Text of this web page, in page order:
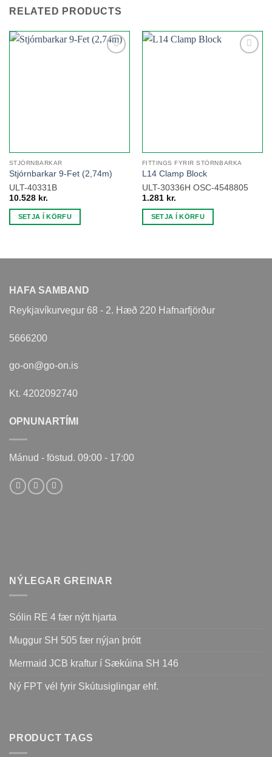
RELATED PRODUCTS
STJÓRNBARKAR
Stjórnbarkar 9-Fet (2,74m)
ULT-40331B
10.528 kr.
SETJA Í KÖRFU
FITTINGS FYRIR STÓRNBARKA
L14 Clamp Block
ULT-30336H OSC-4548805
1.281 kr.
SETJA Í KÖRFU
HAFA SAMBAND
Reykjavíkurvegur 68 - 2. Hæð 220 Hafnarfjörður
5666200
go-on@go-on.is
Kt. 4202092740
OPNUNARTÍMI
Mánud - föstud. 09:00 - 17:00
NÝLEGAR GREINAR
Sólin RE 4 fær nýtt hjarta
Muggur SH 505 fær nýjan þrótt
Mermaid JCB kraftur í Sækúina SH 146
Ný FPT vél fyrir Skútusiglingar ehf.
PRODUCT TAGS